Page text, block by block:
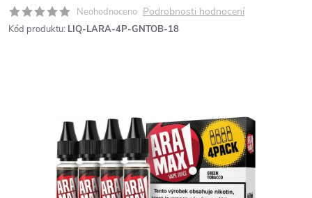
Neohodnoceno Podrobnosti hodnocení
Kód produktu: LIQ-LARA-4P-GNTOB-18